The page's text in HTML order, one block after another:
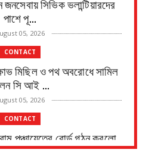
জনসেবায় সিভিক ভলান্টিয়ারদের
পাশে পূ...
05, 2026
CONTACT
মিছিল ও পথ অবরোধে সামিল
সি আই ...
05, 2026
CONTACT
পঞ্চায়েতের বোর্ড গঠন করলো
বিজেপি